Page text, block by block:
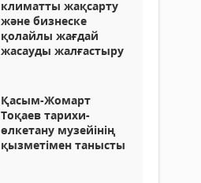
климатты жақсарту
және бизнеске
қолайлы жағдай
жасауды жалғастыру
Қасым-Жомарт
Тоқаев тарихи-
өлкетану музейінің
қызметімен танысты